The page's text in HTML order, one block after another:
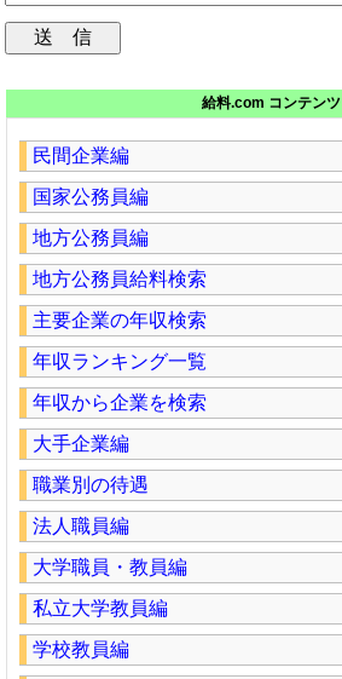
給料.com コンテンツ
民間企業編
国家公務員編
地方公務員編
地方公務員給料検索
主要企業の年収検索
年収ランキング一覧
年収から企業を検索
大手企業編
職業別の待遇
法人職員編
大学職員・教員編
私立大学教員編
学校教員編